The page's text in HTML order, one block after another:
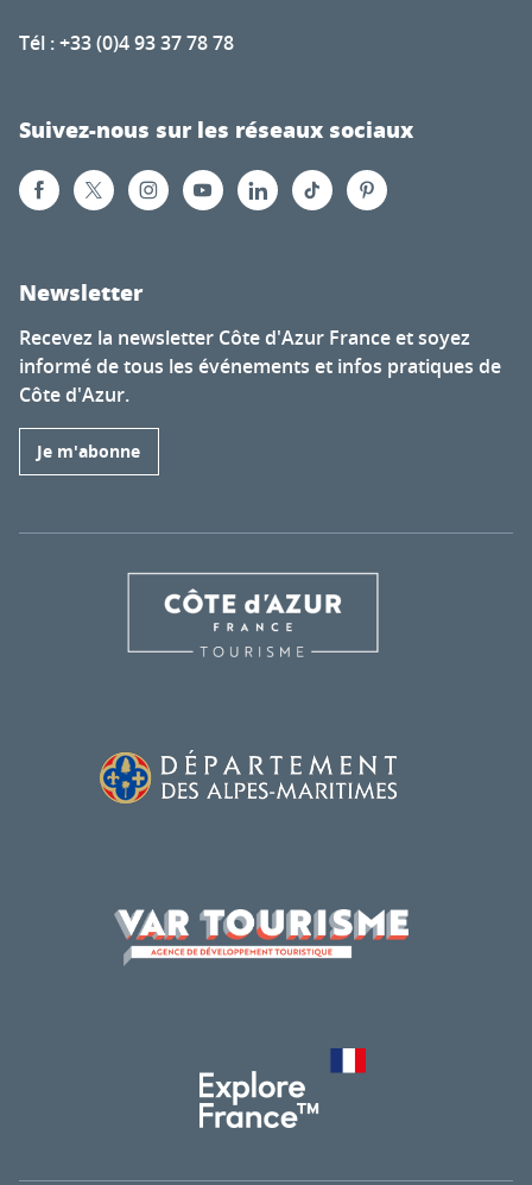
Tél : +33 (0)4 93 37 78 78
Suivez-nous sur les réseaux sociaux
Newsletter
Recevez la newsletter Côte d'Azur France et soyez
informé de tous les événements et infos pratiques de
Côte d'Azur.
Je m'abonne